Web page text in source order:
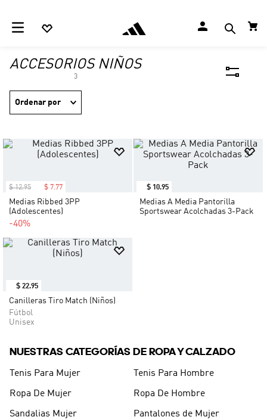
ACCESORIOS NIÑOS
3
Ordenar por
$ 12.95 $ 7.77
Medias Ribbed 3PP
(Adolescentes)
-40%
$ 10.95
Medias A Media Pantorilla
Sportswear Acolchadas 3-Pack
$ 22.95
Canilleras Tiro Match (Niños)
Fútbol
Unisex
NUESTRAS CATEGORÍAS DE ROPA Y CALZADO
Tenis Para Mujer Tenis Para Hombre
Ropa De Mujer Ropa De Hombre
Sandalias Mujer Pantalones de Mujer